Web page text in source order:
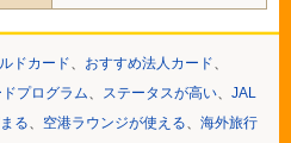
ドカード、 おすすめ法人カード、
プログラム、 ステータスが高い、 JAL
る、 空港ラウンジが使える、 海外旅行